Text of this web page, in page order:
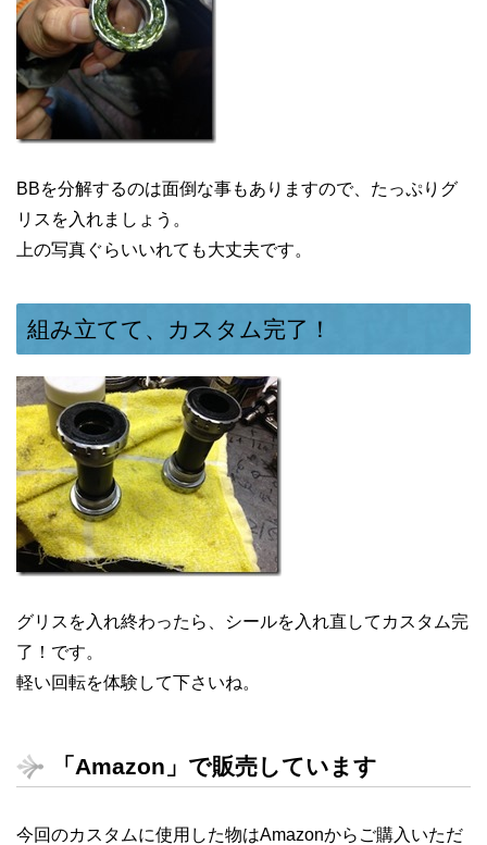
BBを分解するのは面倒な事もありますので、たっぷりグ
リスを入れましょう。
上の写真ぐらいいれても大丈夫です。
組み立てて、カスタム完了！
グリスを入れ終わったら、シールを入れ直してカスタム完
了！です。
軽い回転を体験して下さいね。
「Amazon」で販売しています
今回のカスタムに使用した物はAmazonからご購入いただ